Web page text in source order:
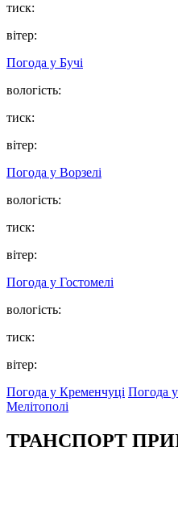
тиск:
вітер:
Погода у Бучі
вологість:
тиск:
вітер:
Погода у Ворзелі
вологість:
тиск:
вітер:
Погода у Гостомелі
вологість:
тиск:
вітер:
Погода у Кременчуці Погода у
Мелітополі
ТРАНСПОРТ